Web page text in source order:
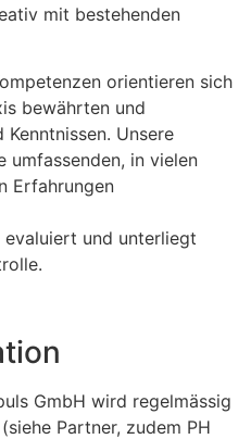
mit bestehenden
orientieren sich
bewährten und
Unsere
umfassenden, in vielen
Erfahrungen
und unterliegt
GmbH wird regelmässig
Partner, zudem PH